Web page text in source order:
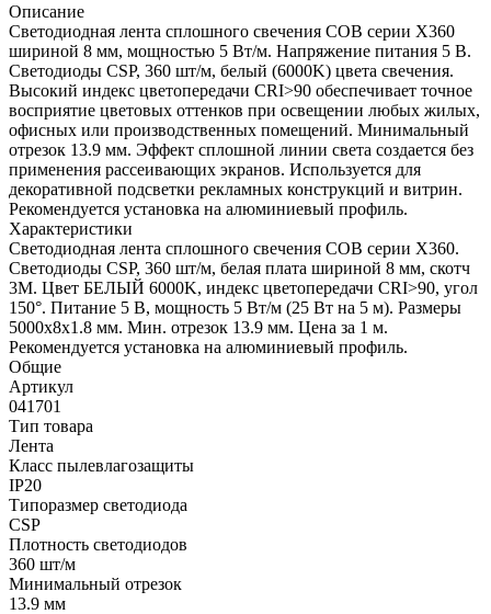
Описание
Светодиодная лента сплошного свечения COB серии X360
шириной 8 мм, мощностью 5 Вт/м. Напряжение питания 5 В.
Светодиоды CSP, 360 шт/м, белый (6000K) цвета свечения.
Высокий индекс цветопередачи CRI>90 обеспечивает точное
восприятие цветовых оттенков при освещении любых жилых,
офисных или производственных помещений. Минимальный
отрезок 13.9 мм. Эффект сплошной линии света создается без
применения рассеивающих экранов. Используется для
декоративной подсветки рекламных конструкций и витрин.
Рекомендуется установка на алюминиевый профиль.
Характеристики
Светодиодная лента сплошного свечения COB серии X360.
Светодиоды CSP, 360 шт/м, белая плата шириной 8 мм, скотч
3M. Цвет БЕЛЫЙ 6000K, индекс цветопередачи CRI>90, угол
150°. Питание 5 В, мощность 5 Вт/м (25 Вт на 5 м). Размеры
5000х8х1.8 мм. Мин. отрезок 13.9 мм. Цена за 1 м.
Рекомендуется установка на алюминиевый профиль.
Общие
Артикул
041701
Тип товара
Лента
Класс пылевлагозащиты
IP20
Типоразмер светодиода
CSP
Плотность светодиодов
360 шт/м
Минимальный отрезок
13.9 мм